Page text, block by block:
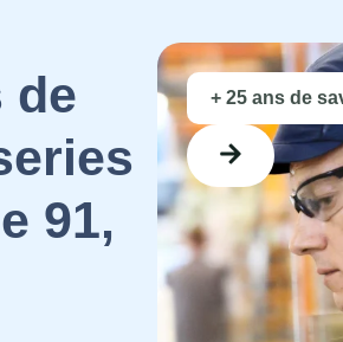
de
91,
+ 25 ans de